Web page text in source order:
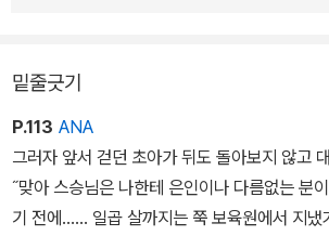
시작하기 전 앞뒤 부분에는 스토리킹 심사 과정
의 의미와 활력을 전달한다.
밑줄긋기
P.113 ANA
그러자 앞서 걷던 초아가 뒤도 돌아보지 않고
˝맞아 스승님은 나한테 은인이나 다름없는 분
기 전에...... 일곱 살까지는 쭉 보육원에서 지냈